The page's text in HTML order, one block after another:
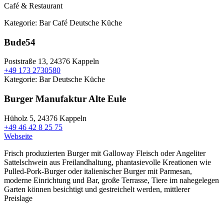
Café & Restaurant
Kategorie: BarCafé Deutsche Küche
Bude54
Poststraße 13, 24376 Kappeln
+49 173 2730580
Kategorie: BarDeutsche Küche
Burger Manufaktur Alte Eule
Hüholz 5, 24376 Kappeln
+49 46 42 8 25 75
Webseite
Frisch produzierten Burger mit Galloway Fleisch oder Angeliter
Sattelschwein aus Freilandhaltung, phantasievolle Kreationen wie
Pulled-Pork-Burger oder italienischer Burger mit Parmesan,
moderne Einrichtung und Bar, große Terrasse, Tiere im nahegelegen
Garten können besichtigt und gestreichelt werden, mittlerer
Preislage